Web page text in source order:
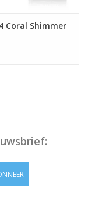
Coral Shimmer